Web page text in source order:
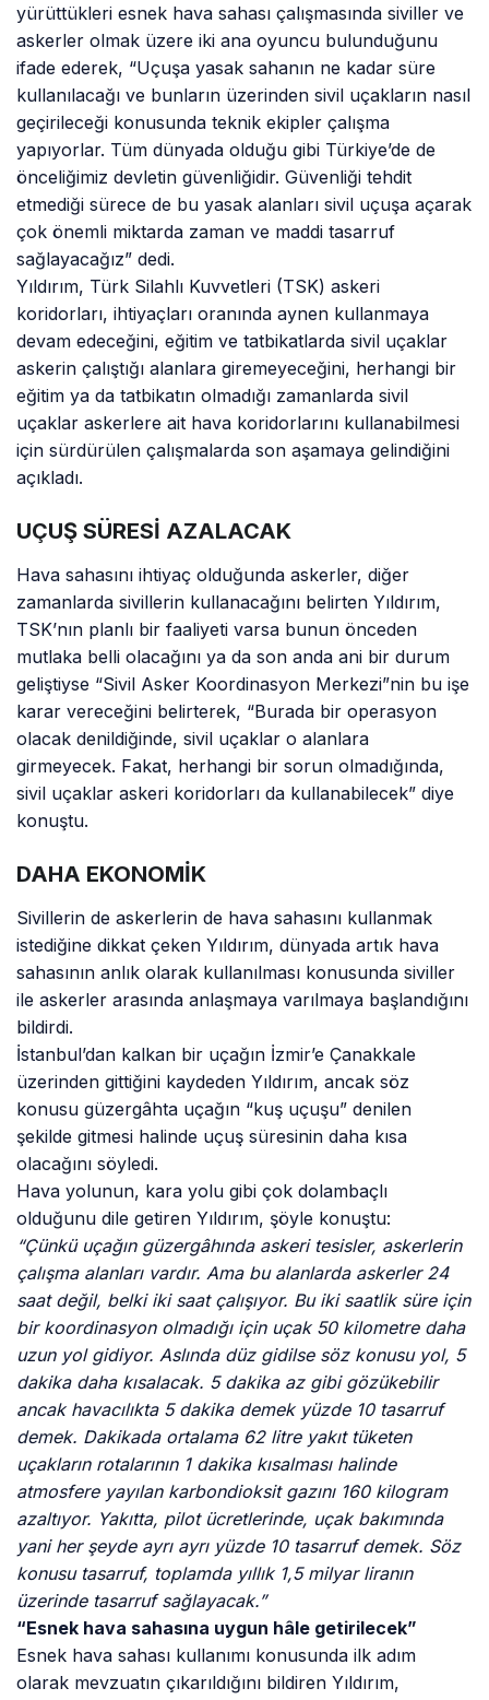
yürüttükleri esnek hava sahası çalışmasında siviller ve
askerler olmak üzere iki ana oyuncu bulunduğunu
ifade ederek, “Uçuşa yasak sahanın ne kadar süre
kullanılacağı ve bunların üzerinden sivil uçakların nasıl
geçirileceği konusunda teknik ekipler çalışma
yapıyorlar. Tüm dünyada olduğu gibi Türkiye’de de
önceliğimiz devletin güvenliğidir. Güvenliği tehdit
etmediği sürece de bu yasak alanları sivil uçuşa açarak
çok önemli miktarda zaman ve maddi tasarruf
sağlayacağız” dedi.
Yıldırım, Türk Silahlı Kuvvetleri (TSK) askeri
koridorları, ihtiyaçları oranında aynen kullanmaya
devam edeceğini, eğitim ve tatbikatlarda sivil uçaklar
askerin çalıştığı alanlara giremeyeceğini, herhangi bir
eğitim ya da tatbikatın olmadığı zamanlarda sivil
uçaklar askerlere ait hava koridorlarını kullanabilmesi
için sürdürülen çalışmalarda son aşamaya gelindiğini
açıkladı.
UÇUŞ SÜRESİ AZALACAK
Hava sahasını ihtiyaç olduğunda askerler, diğer
zamanlarda sivillerin kullanacağını belirten Yıldırım,
TSK’nın planlı bir faaliyeti varsa bunun önceden
mutlaka belli olacağını ya da son anda ani bir durum
geliştiyse “Sivil Asker Koordinasyon Merkezi”nin bu işe
karar vereceğini belirterek, “Burada bir operasyon
olacak denildiğinde, sivil uçaklar o alanlara
girmeyecek. Fakat, herhangi bir sorun olmadığında,
sivil uçaklar askeri koridorları da kullanabilecek” diye
konuştu.
DAHA EKONOMİK
Sivillerin de askerlerin de hava sahasını kullanmak
istediğine dikkat çeken Yıldırım, dünyada artık hava
sahasının anlık olarak kullanılması konusunda siviller
ile askerler arasında anlaşmaya varılmaya başlandığını
bildirdi.
İstanbul’dan kalkan bir uçağın İzmir’e Çanakkale
üzerinden gittiğini kaydeden Yıldırım, ancak söz
konusu güzergâhta uçağın “kuş uçuşu” denilen
şekilde gitmesi halinde uçuş süresinin daha kısa
olacağını söyledi.
Hava yolunun, kara yolu gibi çok dolambaçlı
olduğunu dile getiren Yıldırım, şöyle konuştu:
“Çünkü uçağın güzergâhında askeri tesisler, askerlerin
çalışma alanları vardır. Ama bu alanlarda askerler 24
saat değil, belki iki saat çalışıyor. Bu iki saatlik süre için
bir koordinasyon olmadığı için uçak 50 kilometre daha
uzun yol gidiyor. Aslında düz gidilse söz konusu yol, 5
dakika daha kısalacak. 5 dakika az gibi gözükebilir
ancak havacılıkta 5 dakika demek yüzde 10 tasarruf
demek. Dakikada ortalama 62 litre yakıt tüketen
uçakların rotalarının 1 dakika kısalması halinde
atmosfere yayılan karbondioksit gazını 160 kilogram
azaltıyor. Yakıtta, pilot ücretlerinde, uçak bakımında
yani her şeyde ayrı ayrı yüzde 10 tasarruf demek. Söz
konusu tasarruf, toplamda yıllık 1,5 milyar liranın
üzerinde tasarruf sağlayacak.”
“Esnek hava sahasına uygun hâle getirilecek”
Esnek hava sahası kullanımı konusunda ilk adım
olarak mevzuatın çıkarıldığını bildiren Yıldırım,